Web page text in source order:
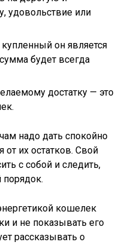
удовольствие или
он является
сумма будет всегда
достатку — это
надо дать спокойно
от их остатков. Свой
с собой и следить,
кошелек
и не показывать его
рассказывать о